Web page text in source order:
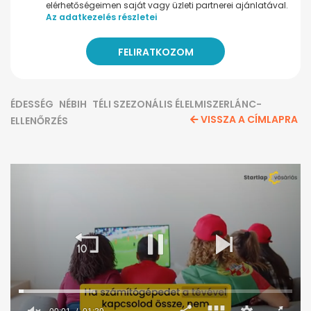
elérhetőségeimen saját vagy üzleti partnerei ajánlatával.
Az adatkezelés részletei
ÉDESSÉG NÉBIH TÉLI SZEZONÁLIS ÉLELMISZERLÁNC-
ELLENŐRZÉS
VISSZA A CÍMLAPRA